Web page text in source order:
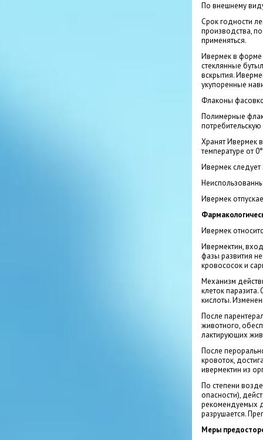
По внешнему
Срок годности
производства,
применяться.
Ивермек в форме
стеклянные
вскрытия.
укупоренные
Флаконы
Полимерные
Хранят Ивермек
температуре от
Ивермек следует
Ивермек
Ивермек
Ивермектин,
фазы развития
кровососок и
Механизм
клеток
кислоты.
После
животного,
лактирующих
После
кровоток,
ивермектин из
По степени
опасности),
рекомендуемых
разрушается.
Меры